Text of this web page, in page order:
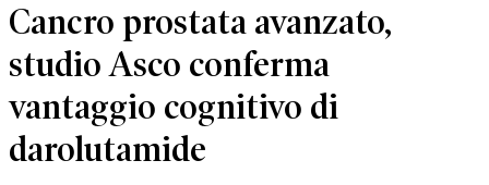
Cancro prostata avanzato,
studio Asco conferma
vantaggio cognitivo di
darolutamide